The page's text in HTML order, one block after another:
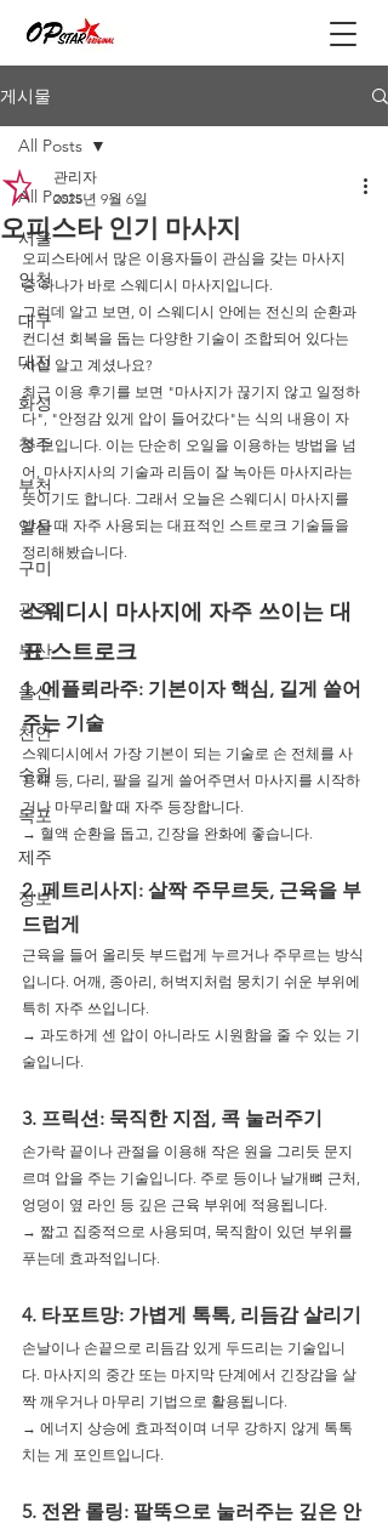
게시물
All Posts
서울
인천
대구
대전
화성
청주
부천
일산
구미
광주
부산
울산
천안
수원
목포
제주
정보
All Posts
오피스타 인기 마사지
관리자
2025년 9월 6일
오피스타에서 많은 이용자들이 관심을 갖는 마사지
중 하나가 바로 스웨디시 마사지입니다.
그런데 알고 보면, 이 스웨디시 안에는 전신의 순환과
컨디션 회복을 돕는 다양한 기술이 조합되어 있다는
사실 알고 계셨나요?
최근 이용 후기를 보면 "마사지가 끊기지 않고 일정하
다", "안정감 있게 압이 들어갔다"는 식의 내용이 자
주 보입니다. 이는 단순히 오일을 이용하는 방법을 넘
어, 마사지사의 기술과 리듬이 잘 녹아든 마사지라는
뜻이기도 합니다. 그래서 오늘은 스웨디시 마사지를
받을 때 자주 사용되는 대표적인 스트로크 기술들을
정리해봤습니다.
스웨디시 마사지에 자주 쓰이는 대
표 스트로크
1. 에플뢰라주: 기본이자 핵심, 길게 쓸어
주는 기술
스웨디시에서 가장 기본이 되는 기술로 손 전체를 사
용해 등, 다리, 팔을 길게 쓸어주면서 마사지를 시작하
거나 마무리할 때 자주 등장합니다.
→ 혈액 순환을 돕고, 긴장을 완화에 좋습니다.
2. 페트리사지: 살짝 주무르듯, 근육을 부
드럽게
근육을 들어 올리듯 부드럽게 누르거나 주무르는 방식
입니다. 어깨, 종아리, 허벅지처럼 뭉치기 쉬운 부위에
특히 자주 쓰입니다.
→ 과도하게 센 압이 아니라도 시원함을 줄 수 있는 기
술입니다.
3. 프릭션: 묵직한 지점, 콕 눌러주기
손가락 끝이나 관절을 이용해 작은 원을 그리듯 문지
르며 압을 주는 기술입니다. 주로 등이나 날개뼈 근처,
엉덩이 옆 라인 등 깊은 근육 부위에 적용됩니다.
→ 짧고 집중적으로 사용되며, 묵직함이 있던 부위를
푸는데 효과적입니다.
4. 타포트망: 가볍게 톡톡, 리듬감 살리기
손날이나 손끝으로 리듬감 있게 두드리는 기술입니
다. 마사지의 중간 또는 마지막 단계에서 긴장감을 살
짝 깨우거나 마무리 기법으로 활용됩니다.
→ 에너지 상승에 효과적이며 너무 강하지 않게 톡톡
치는 게 포인트입니다.
5. 전완 롤링: 팔뚝으로 눌러주는 깊은 안